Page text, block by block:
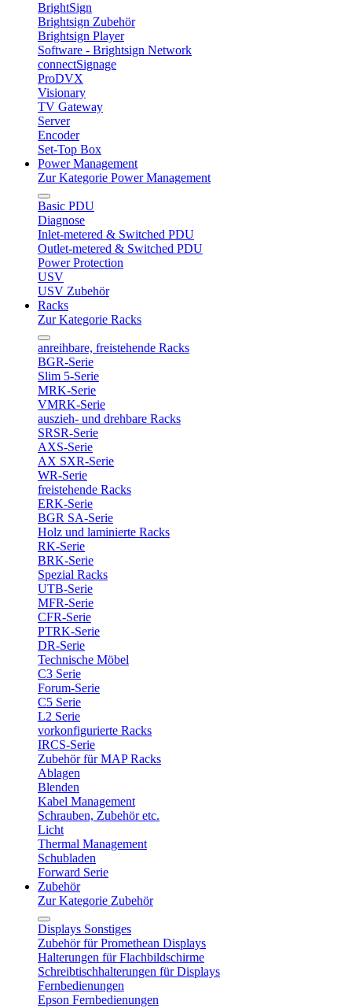
BrightSign
Brightsign Zubehör
Brightsign Player
Software - Brightsign Network
connectSignage
ProDVX
Visionary
TV Gateway
Server
Encoder
Set-Top Box
Power Management
Zur Kategorie Power Management
Basic PDU
Diagnose
Inlet-metered & Switched PDU
Outlet-metered & Switched PDU
Power Protection
USV
USV Zubehör
Racks
Zur Kategorie Racks
anreihbare, freistehende Racks
BGR-Serie
Slim 5-Serie
MRK-Serie
VMRK-Serie
auszieh- und drehbare Racks
SRSR-Serie
AXS-Serie
AX SXR-Serie
WR-Serie
freistehende Racks
ERK-Serie
BGR SA-Serie
Holz und laminierte Racks
RK-Serie
BRK-Serie
Spezial Racks
UTB-Serie
MFR-Serie
CFR-Serie
PTRK-Serie
DR-Serie
Technische Möbel
C3 Serie
Forum-Serie
C5 Serie
L2 Serie
vorkonfigurierte Racks
IRCS-Serie
Zubehör für MAP Racks
Ablagen
Blenden
Kabel Management
Schrauben, Zubehör etc.
Licht
Thermal Management
Schubladen
Forward Serie
Zubehör
Zur Kategorie Zubehör
Displays Sonstiges
Zubehör für Promethean Displays
Halterungen für Flachbildschirme
Schreibtischhalterungen für Displays
Fernbedienungen
Epson Fernbedienungen